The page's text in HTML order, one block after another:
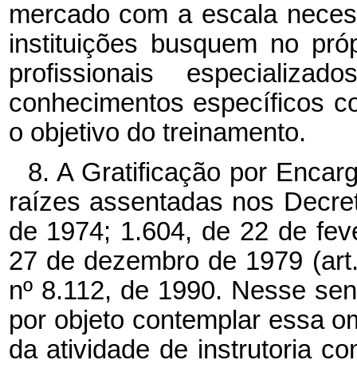
mercado com a escala
instituições busquem no
profissionais
conhecimentos específicos
o objetivo do treinamento.
8. A Gratificação por
raízes assentadas nos
de 1974; 1.604, de 22 de
27 de dezembro de 1979
nº 8.112, de 1990. Nesse
por objeto contemplar essa
da atividade de instrutoria